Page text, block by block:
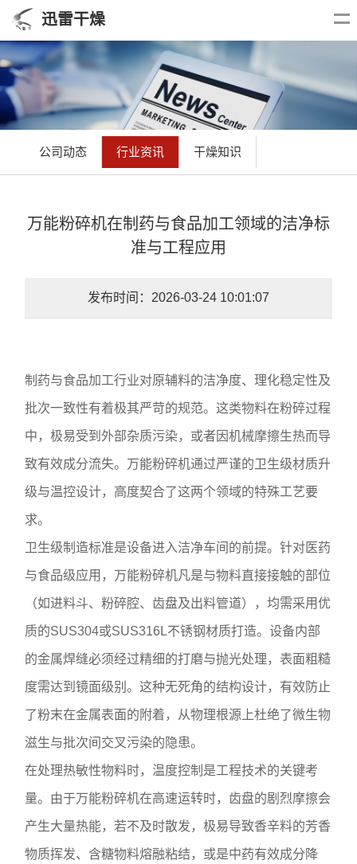
迅雷干燥
公司动态 行业资讯 干燥知识
万能粉碎机在制药与食品加工领域的洁净标
准与工程应用
发布时间：2026-03-24 10:01:07
制药与食品加工行业对原辅料的洁净度、理化稳定性及
批次一致性有着极其严苛的规范。这类物料在粉碎过程
中，极易受到外部杂质污染，或者因机械摩擦生热而导
致有效成分流失。万能粉碎机通过严谨的卫生级材质升
级与温控设计，高度契合了这两个领域的特殊工艺要
求。
卫生级制造标准是设备进入洁净车间的前提。针对医药
与食品级应用，万能粉碎机凡是与物料直接接触的部位
（如进料斗、粉碎腔、齿盘及出料管道），均需采用优
质的SUS304或SUS316L不锈钢材质打造。设备内部
的金属焊缝必须经过精细的打磨与抛光处理，表面粗糙
度需达到镜面级别。这种无死角的结构设计，有效防止
了粉末在金属表面的附着，从物理根源上杜绝了微生物
滋生与批次间交叉污染的隐患。
在处理热敏性物料时，温度控制是工程技术的关键考
量。由于万能粉碎机在高速运转时，齿盘的剧烈摩擦会
产生大量热能，若不及时散发，极易导致香辛料的芳香
物质挥发、含糖物料熔融粘结，或是中药有效成分降